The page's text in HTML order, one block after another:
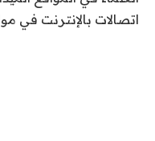
اتصالات بالإنترنت في